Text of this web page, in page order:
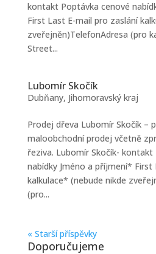
kontakt Poptávka cenové
First Last E-mail pro zaslání
zveřejněn)TelefonAdresa (pro
Street...
Lubomír Skočík
Dubňany, Jihomoravský kraj
Prodej dřeva Lubomír Skočík –
maloobchodní prodej včetně
řeziva. Lubomír Skočík- kontakt
nabídky Jméno a příjmení*
kalkulace* (nebude nikde
(pro...
« Starší příspěvky
Doporučujeme